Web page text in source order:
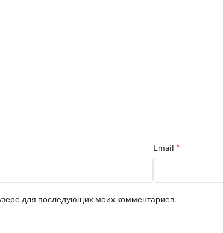
Email *
для последующих моих комментариев.